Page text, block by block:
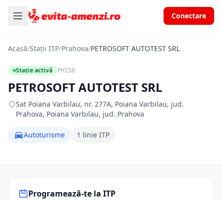
Conectare
Acasă/Stații ITP/Prahova/PETROSOFT AUTOTEST SRL
Stație activă PH150
PETROSOFT AUTOTEST SRL
Sat Poiana Varbilau, nr. 277A, Poiana Varbilau, jud.
Prahova, Poiana Varbilau, jud. Prahova
Autoturisme 1 linie ITP
Programează-te la ITP